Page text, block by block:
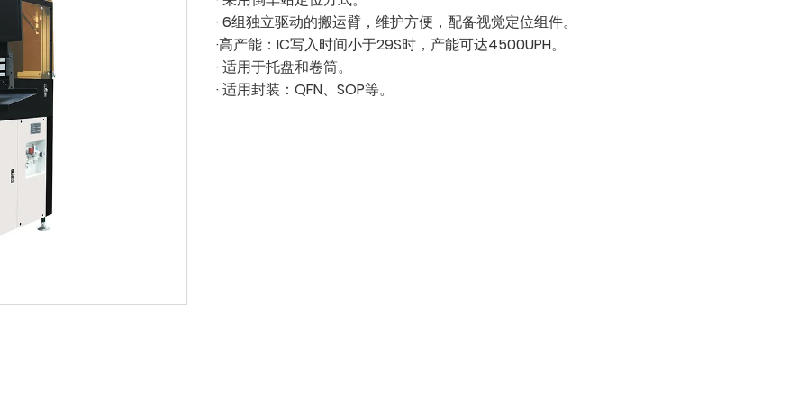
· 6组独立驱动的搬运臂，维护方便，配备视觉定位组件。
·高产能：IC写入时间小于29S时，产能可达4500UPH。
· 适用于托盘和卷筒。
· 适用封装：QFN、SOP等。